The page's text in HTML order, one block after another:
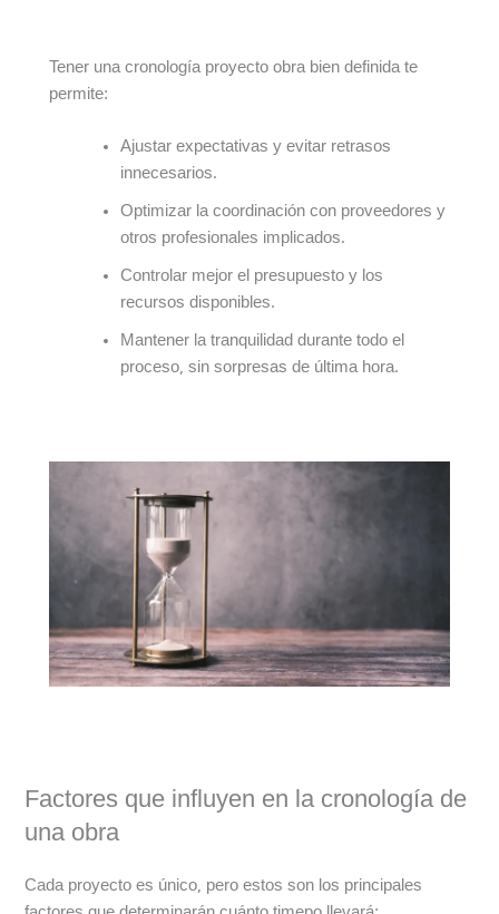
Tener una cronología proyecto obra bien definida te
permite:
Ajustar expectativas y evitar retrasos
innecesarios.
Optimizar la coordinación con proveedores y
otros profesionales implicados.
Controlar mejor el presupuesto y los
recursos disponibles.
Mantener la tranquilidad durante todo el
proceso, sin sorpresas de última hora.
Factores que influyen en la cronología de
una obra
Cada proyecto es único, pero estos son los principales